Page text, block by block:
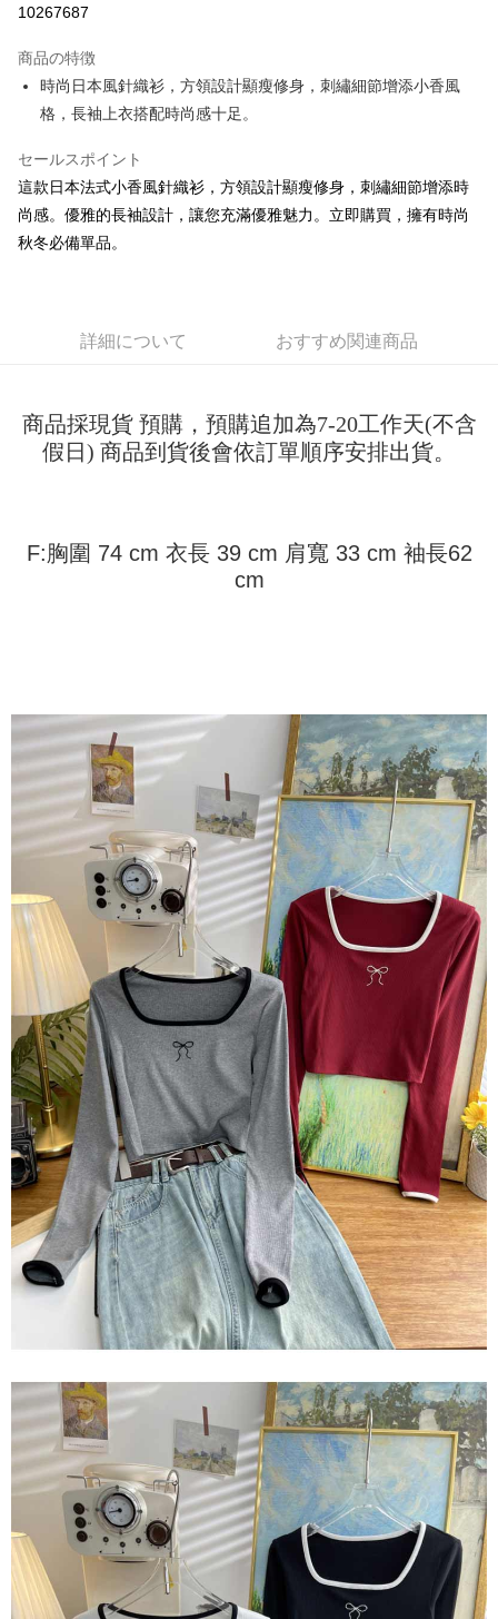
Apple Pay
JKOPAY
Easy Wallet
Plus Pay
【OP Pay Later 使用説明】
的に OP Pay Later の取引プロセスに移行し、携帯番号を確認後、分割払
いの回数や支払い期限を選択し、支払いを確認すると取引が完了します。
3. 実際の承認額、分割回数および費用については、後続の取引確認ページ
内容についての説明はいたしかねます。
支払いを選択できます。
【注意事項】
1. 本サービスは「台湾大哥大株式会社」（以下「当社」といいます）によ
って提供され、ユーザーが取引時に本サービスを通じて商品やサービスを
購入できるようにし、店舗が売買／分割払い売買の債権を当社に譲渡した
後、契約に基づいて当社の請求書で帳款を支払うことになります。
2. 「OP Pay Later」を利用する契約関係の目的から、店舗はあなたの個人
情報（名前、電話または住所を含む）を台湾大哥大に提供し、収集、処理
および利用するために、当社があなた本人と分割請求書に必要な情報の確
認、照合および修正を行います。
3. 完全なユーザーサービス規約については、以下のリンクを参照してくだ
さい：
https://oppay.tw/userRule
AFTEE代金後払い
1.お支払い方法でAFTEE代金後払いを選択すると、携帯電話認証ウィンド
ウが表示されます。
2.SMSで認証してお支払い手続を進めてください。
の場合は、AFTEE アプリプッシュ通知が届きます。
5.商品受け取り時のお支払いは不要です。商品を確かめてから、SMSまた
はアプリの通知に従って、4大コンビニ、またはATM/オンラインバンキン
お支払期限は、ショップが請求した期日と、AFTEEで延長できる日数をも
とに計算されます。AFTEEで注文すると、商品を受け取るまで支払い期限
を延長できますが、商品を期限内に受け取れない場合があります（例：予
約商品や商品到着日が比較的遅い商品）。そのため、商品到着の有無に関
わらず、AFTEEで指定された期限内にお支払いください。
二、支払い限度額
1.初回 AFTEEを ご利用の際に、認証結果及び当社の審査の結果に基づ
き、限度額が設定されます。
2.決済金額は最低NT$20です。
3.現在、台湾の会員のみご利用いただけます。
三、利用規約「AFTEE代金後払い」（以下当サービスという）はネットプ
ロテクションズ（以下 AFTEE という）が提供し、AFTEEが代金を徴収し
ます。当サービスご利用の際に提供しなければならない個人情報（注文者
の氏名、電話番号、受取人の氏名、電話番号、受取人住所を含むがこれに
限らない）は、AFTEEに渡され当サービスで必要な範囲内で利用されま
す。AFTEEの個人情報の収集、処理、利用について、詳細はAFTEE公式ホ
ームページの『個人情報の収集、処理及び利用に関する声明』をご参照く
ださい（https://aftee.tw/privacypolicy/ ）。
AFTEEの初回ご利用の際に、審査を通過すれば、最高額がNT$10,000にな
ります。支払い期限を過ぎた場合、その金額に基づいて年利20%の遅延滞
納金が加算されます。未成年の利用者は、事前に法定代理人または後見人
の同意を得ればAFTEEをご利用いただけます。
個人情報の処理、利用について疑問がある、または関連する法律の権利を
行使したい場合は、ネットプロテクションズcs_tw@netprotections.co.jp
にご連絡ください。上記に示した個人情報を、必要な購入注文書とあわせ
てAFTEEにご提供いただく、またはAFTEEにあなたの個人情報の収集、処
理、利用を許可することににご同意いただけない場合は、当サービスを選
択しないでください。
ATM払い
配送毎にNT$45
付款 後7-11取貨
配送毎にNT$45、NT$499以上で送料無料
宅配
配送毎にNT$70、NT$499以上で送料無料
10267687
商品の特徴
時尚日本風針織衫，方領設計顯瘦修身，刺繡細節增添小香風
格，長袖上衣搭配時尚感十足。
セールスポイント
這款日本法式小香風針織衫，方領設計顯瘦修身，刺繡細節增添時
尚感。優雅的長袖設計，讓您充滿優雅魅力。立即購買，擁有時尚
秋冬必備單品。
詳細について おすすめ関連商品
商品採現貨 預購，預購追加為7-20工作天(不含
假日) 商品到貨後會依訂單順序安排出貨。
F:胸圍 74 cm 衣長 39 cm 肩寬 33 cm 袖長62
cm